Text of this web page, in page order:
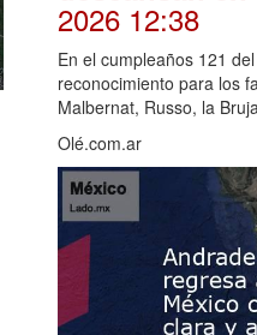
2026 12:38
En el cumpleaños 121
reconocimiento para los
Malbernat, Russo, la
Olé.com.ar